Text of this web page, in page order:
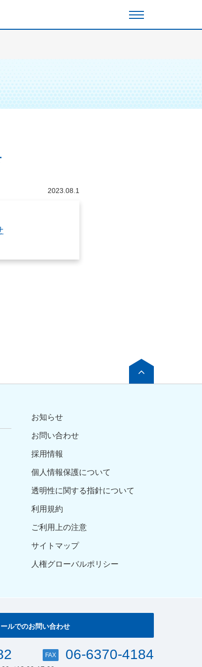
2023.08.1
お知らせ
お問い合わせ
採用情報
個人情報保護について
透明性に関する指針について
利用規約
ご利用上の注意
サイトマップ
人権グローバルポリシー
ールでのお問い合わせ
FAX 06-6370-4184